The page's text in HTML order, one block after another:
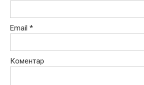
Email *
Коментар